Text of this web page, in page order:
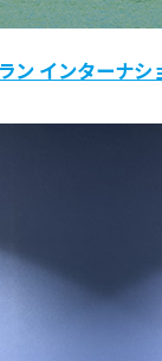
ン インターナ